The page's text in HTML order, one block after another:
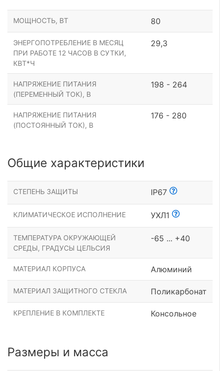
МОЩНОСТЬ, ВТ 80
ЭНЕРГОПОТРЕБЛЕНИЕ В МЕСЯЦ
ПРИ РАБОТЕ 12 ЧАСОВ В СУТКИ,
КВТ*Ч
29,3
НАПРЯЖЕНИЕ ПИТАНИЯ
(ПЕРЕМЕННЫЙ ТОК), В
198 - 264
НАПРЯЖЕНИЕ ПИТАНИЯ
(ПОСТОЯННЫЙ ТОК), В
176 - 280
Общие характеристики
СТЕПЕНЬ ЗАЩИТЫ IP67
КЛИМАТИЧЕСКОЕ ИСПОЛНЕНИЕ УХЛ1
ТЕМПЕРАТУРА ОКРУЖАЮЩЕЙ
СРЕДЫ, ГРАДУСЫ ЦЕЛЬСИЯ
-65 ... +40
МАТЕРИАЛ КОРПУСА Алюминий
МАТЕРИАЛ ЗАЩИТНОГО СТЕКЛА Поликарбонат
КРЕПЛЕНИЕ В КОМПЛЕКТЕ Консольное
Размеры и масса